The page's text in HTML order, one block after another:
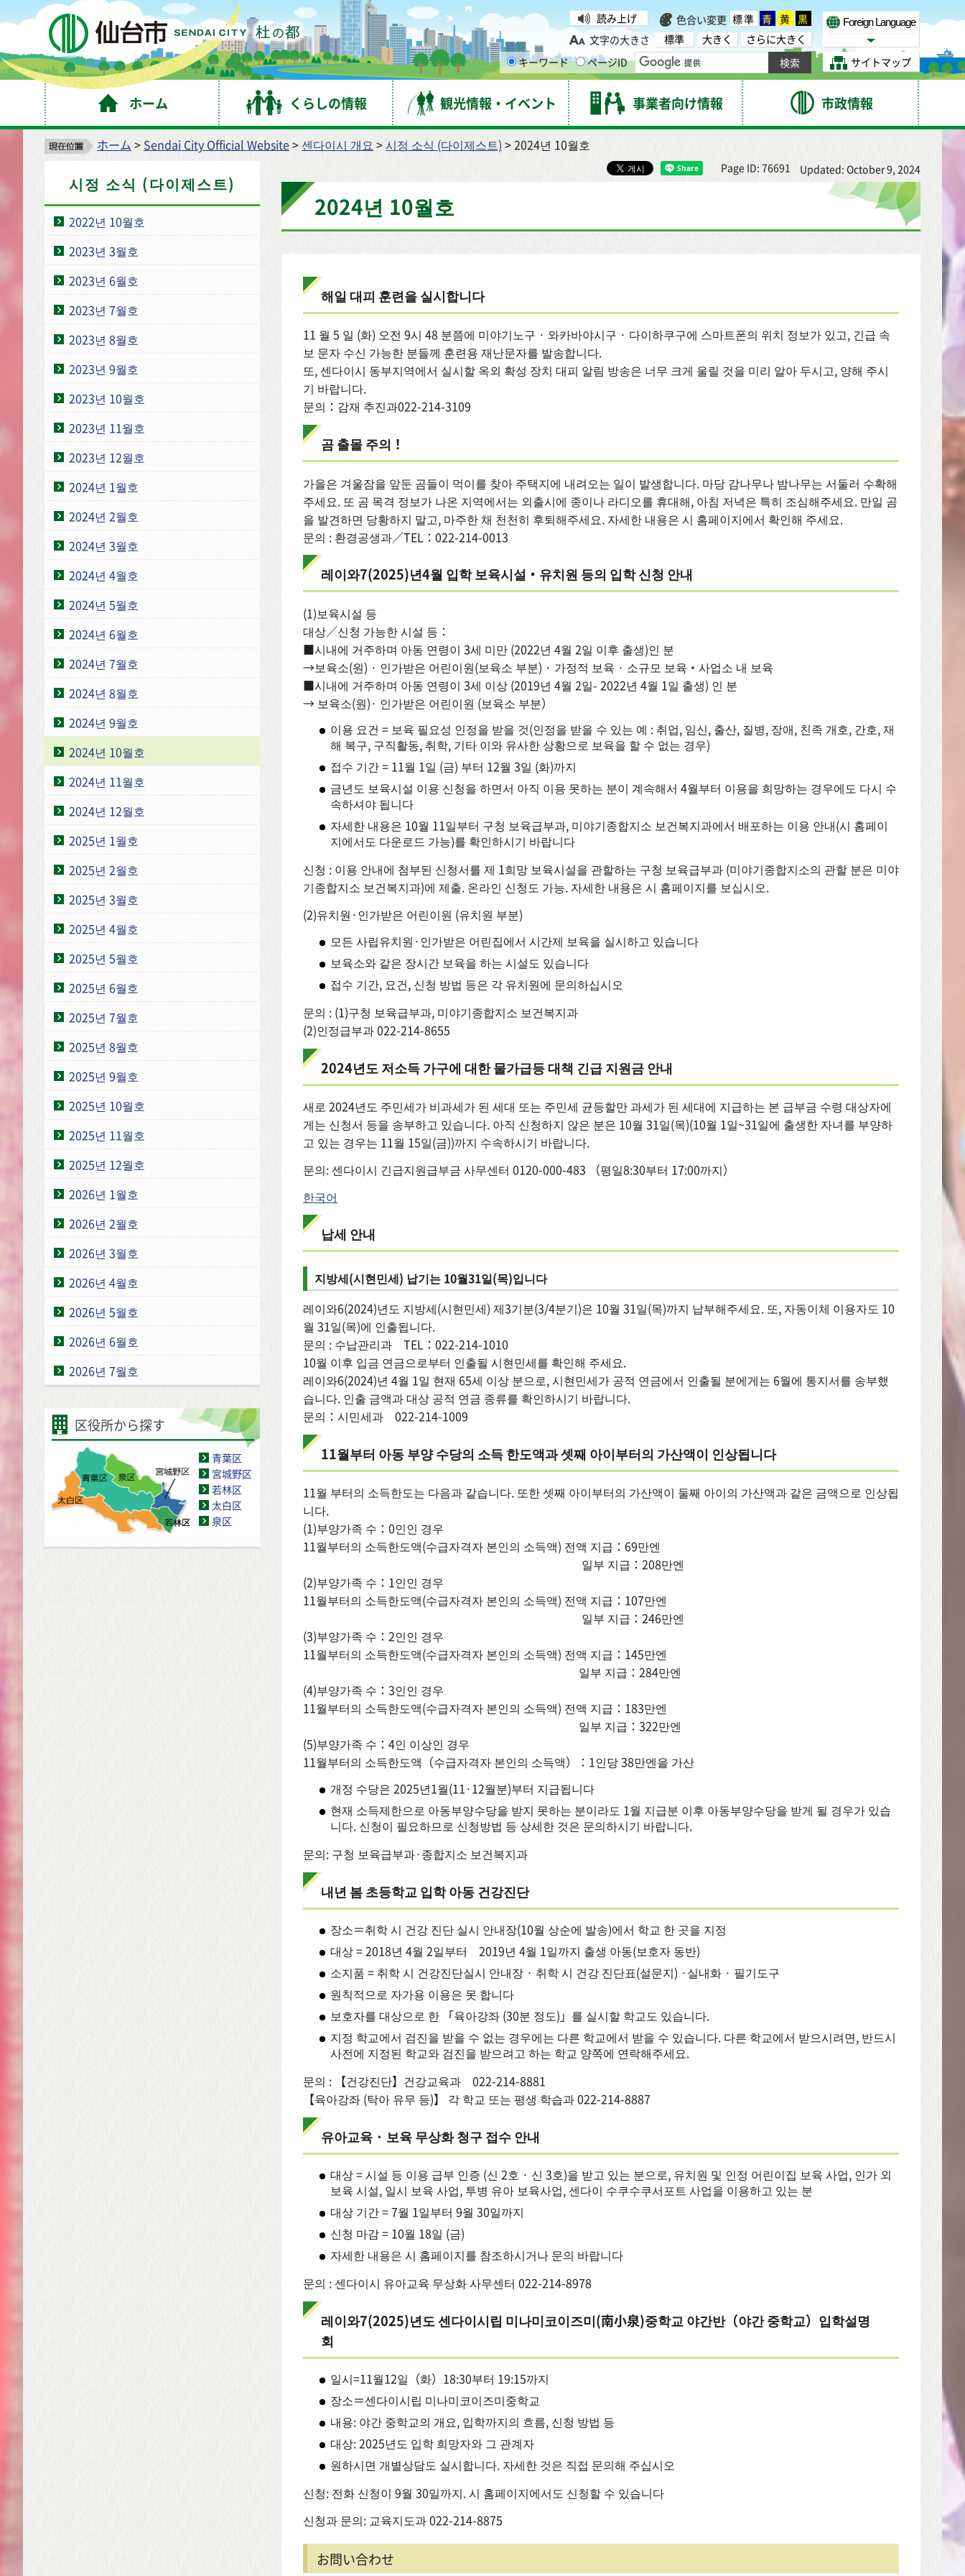
仙台市 読み上げ 色合い変更 標準 青 黄 黒
文字の大きさ
標準 大きく
さらに大きく
キーワード
ページID
Foreign Language
Select Language
サイトマップ
ホーム くらしの情報 観光情報・イベント 事業者向け情報 市政情報
ホーム > Sendai City Official Website>센다이시 개요 >시정 소식 (다이제스트) > 2024년 10월호
시정 소식 (다이제스트)
2022년 10월호
2023년 3월호
2023년 6월호
2023년 7월호
2023년 8월호
2023년 9월호
2023년 10월호
2023년 11월호
2023년 12월호
2024년 1월호
2024년 2월호
2024년 3월호
2024년 4월호
2024년 5월호
2024년 6월호
2024년 7월호
2024년 8월호
2024년 9월호
2024년 10월호
2024년 11월호
2024년 12월호
2025년 1월호
2025년 2월호
2025년 3월호
2025년 4월호
2025년 5월호
2025년 6월호
2025년 7월호
2025년 8월호
2025년 9월호
2025년 10월호
2025년 11월호
2025년 12월호
2026년 1월호
2026년 2월호
2026년 3월호
2026년 4월호
2026년 5월호
2026년 6월호
2026년 7월호
区役所から探す
青葉区
宮城野区
若林区
太白区
泉区
Page ID: 76691 Updated: October 9, 2024
2024년 10월호
해일 대피 훈련을 실시합니다
11 월 5 일 (화) 오전 9시 48 분쯤에 미야기노구 · 와카바야시구 · 다이하쿠구에 스마트폰의 위치 정보가 있고, 긴급 속
보 문자 수신 가능한 분들께 훈련용 재난문자를 발송합니다.
또, 센다이시 동부지역에서 실시할 옥외 확성 장치 대피 알림 방송은 너무 크게 울릴 것을 미리 알아 두시고, 양해 주시
기 바랍니다.
문의：감재 추진과022-214-3109
곰 출몰 주의！
가을은 겨울잠을 앞둔 곰들이 먹이를 찾아 주택지에 내려오는 일이 발생합니다. 마당 감나무나 밤나무는 서둘러 수확해
주세요. 또 곰 목격 정보가 나온 지역에서는 외출시에 종이나 라디오를 휴대해, 아침 저녁은 특히 조심해주세요. 만일 곰
을 발견하면 당황하지 말고, 마주한 채 천천히 후퇴해주세요. 자세한 내용은 시 홈페이지에서 확인해 주세요.
문의 : 환경공생과／TEL：022-214-0013
레이와7(2025)년4월 입학 보육시설・유치원 등의 입학 신청 안내
(1)보육시설 등
대상／신청 가능한 시설 등：
■시내에 거주하며 아동 연령이 3세 미만 (2022년 4월 2일 이후 출생)인 분
→보육소(원) · 인가받은 어린이원(보육소 부분) · 가정적 보육 · 소규모 보육・사업소 내 보육
■시내에 거주하며 아동 연령이 3세 이상 (2019년 4월 2일- 2022년 4월 1일 출생) 인 분
→ 보육소(원)· 인가받은 어린이원 (보육소 부분）
이용 요건 = 보육 필요성 인정을 받을 것(인정을 받을 수 있는 예 : 취업, 임신, 출산, 질병, 장애, 친족 개호, 간호, 재
해 복구, 구직활동, 취학, 기타 이와 유사한 상황으로 보육을 할 수 없는 경우)
접수 기간 = 11월 1일 (금) 부터 12월 3일 (화)까지
금년도 보육시설 이용 신청을 하면서 아직 이용 못하는 분이 계속해서 4월부터 이용을 희망하는 경우에도 다시 수
속하셔야 됩니다
자세한 내용은 10월 11일부터 구청 보육급부과, 미야기종합지소 보건복지과에서 배포하는 이용 안내(시 홈페이
지에서도 다운로드 가능)를 확인하시기 바랍니다
신청 : 이용 안내에 첨부된 신청서를 제 1희망 보육시설을 관할하는 구청 보육급부과 (미야기종합지소의 관할 분은 미야
기종합지소 보건복지과)에 제출. 온라인 신청도 가능. 자세한 내용은 시 홈페이지를 보십시오.
(2)유치원·인가받은 어린이원 (유치원 부분)
모든 사립유치원·인가받은 어린집에서 시간제 보육을 실시하고 있습니다
보육소와 같은 장시간 보육을 하는 시설도 있습니다
접수 기간, 요건, 신청 방법 등은 각 유치원에 문의하십시오
문의 : (1)구청 보육급부과, 미야기종합지소 보건복지과
(2)인정급부과 022-214-8655
2024년도 저소득 가구에 대한 물가급등 대책 긴급 지원금 안내
새로 2024년도 주민세가 비과세가 된 세대 또는 주민세 균등할만 과세가 된 세대에 지급하는 본 급부금 수령 대상자에
게는 신청서 등을 송부하고 있습니다. 아직 신청하지 않은 분은 10월 31일(목)(10월 1일~31일에 출생한 자녀를 부양하
고 있는 경우는 11월 15일(금))까지 수속하시기 바랍니다.
문의: 센다이시 긴급지원급부금 사무센터 0120-000-483 （평일8:30부터 17:00까지）
한국어
납세 안내
지방세(시현민세) 납기는 10월31일(목)입니다
레이와6(2024)년도 지방세(시현민세) 제3기분(3/4분기)은 10월 31일(목)까지 납부해주세요. 또, 자동이체 이용자도 10
월 31일(목)에 인출됩니다.
문의 : 수납관리과 TEL：022-214-1010
10월 이후 입금 연금으로부터 인출될 시현민세를 확인해 주세요.
레이와6(2024)년 4월 1일 현재 65세 이상 분으로, 시현민세가 공적 연금에서 인출될 분에게는 6월에 통지서를 송부했
습니다. 인출 금액과 대상 공적 연금 종류를 확인하시기 바랍니다.
문의：시민세과 022-214-1009
11월부터 아동 부양 수당의 소득 한도액과 셋째 아이부터의 가산액이 인상됩니다
11월 부터의 소득한도는 다음과 같습니다. 또한 셋째 아이부터의 가산액이 둘째 아이의 가산액과 같은 금액으로 인상됩
니다.
(1)부양가족 수：0인인 경우
11월부터의 소득한도액(수급자격자 본인의 소득액) 전액 지급：69만엔
일부 지급：208만엔
(2)부양가족 수：1인인 경우
11월부터의 소득한도액(수급자격자 본인의 소득액) 전액 지급：107만엔
일부 지급：246만엔
(3)부양가족 수：2인인 경우
11월부터의 소득한도액(수급자격자 본인의 소득액) 전액 지급：145만엔
일부 지급：284만엔
(4)부양가족 수：3인인 경우
11월부터의 소득한도액(수급자격자 본인의 소득액) 전액 지급：183만엔
일부 지급：322만엔
(5)부양가족 수：4인 이상인 경우
11월부터의 소득한도액（수급자격자 본인의 소득액）：1인당 38만엔을 가산
개정 수당은 2025년1월(11·12월분)부터 지급됩니다
현재 소득제한으로 아동부양수당을 받지 못하는 분이라도 1월 지급분 이후 아동부양수당을 받게 될 경우가 있습
니다. 신청이 필요하므로 신청방법 등 상세한 것은 문의하시기 바랍니다.
문의: 구청 보육급부과·종합지소 보건복지과
내년 봄 초등학교 입학 아동 건강진단
장소＝취학 시 건강 진단 실시 안내장(10월 상순에 발송)에서 학교 한 곳을 지정
대상 = 2018년 4월 2일부터 2019년 4월 1일까지 출생 아동(보호자 동반)
소지품 = 취학 시 건강진단실시 안내장 · 취학 시 건강 진단표(설문지) ·실내화 · 필기도구
원칙적으로 자가용 이용은 못 합니다
보호자를 대상으로 한 「육아강좌 (30분 정도)」를 실시할 학교도 있습니다.
지정 학교에서 검진을 받을 수 없는 경우에는 다른 학교에서 받을 수 있습니다. 다른 학교에서 받으시려면, 반드시
사전에 지정된 학교와 검진을 받으려고 하는 학교 양쪽에 연락해주세요.
문의 : 【건강진단】건강교육과 022-214-8881
【육아강좌 (탁아 유무 등)】 각 학교 또는 평생 학습과 022-214-8887
유아교육 · 보육 무상화 청구 접수 안내
대상 = 시설 등 이용 급부 인증 (신 2호 · 신 3호)을 받고 있는 분으로, 유치원 및 인정 어린이집 보육 사업, 인가 외
보육 시설, 일시 보육 사업, 투병 유아 보육사업, 센다이 수쿠수쿠서포트 사업을 이용하고 있는 분
대상 기간 = 7월 1일부터 9월 30일까지
신청 마감 = 10월 18일 (금)
자세한 내용은 시 홈페이지를 참조하시거나 문의 바랍니다
문의 : 센다이시 유아교육 무상화 사무센터 022-214-8978
레이와7(2025)년도 센다이시립 미나미코이즈미(南小泉)중학교 야간반（야간 중학교）입학설명
회
일시=11월12일（화）18:30부터 19:15까지
장소＝센다이시립 미나미코이즈미중학교
내용: 야간 중학교의 개요, 입학까지의 흐름, 신청 방법 등
대상: 2025년도 입학 희망자와 그 관계자
원하시면 개별상담도 실시합니다. 자세한 것은 직접 문의해 주십시오
신청: 전화 신청이 9월 30일까지. 시 홈페이지에서도 신청할 수 있습니다
신청과 문의: 교육지도과 022-214-8875
お問い合わせ